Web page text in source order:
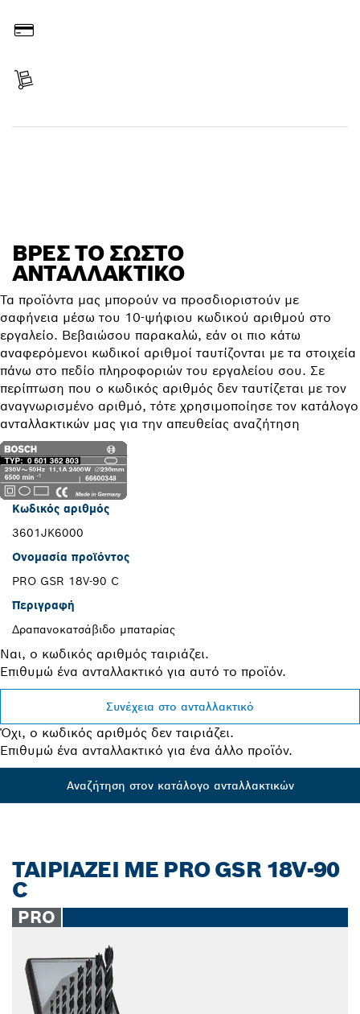
ΒΡΕΣ ΤΟ ΣΩΣΤΌ
ΑΝΤΑΛΛΑΚΤΙΚΌ
Τα προϊόντα μας μπορούν να προσδιοριστούν με
σαφήνεια μέσω του 10-ψήφιου κωδικού αριθμού στο
εργαλείο. Βεβαιώσου παρακαλώ, εάν οι πιο κάτω
αναφερόμενοι κωδικοί αριθμοί ταυτίζονται με τα στοιχεία
πάνω στο πεδίο πληροφοριών του εργαλείου σου. Σε
περίπτωση που ο κωδικός αριθμός δεν ταυτίζεται με τον
αναγνωρισμένο αριθμό, τότε χρησιμοποίησε τον κατάλογο
ανταλλακτικών μας για την απευθείας αναζήτηση
Κωδικός αριθμός
3601JK6000
Ονομασία προϊόντος
PRO GSR 18V-90 C
Περιγραφή
Δραπανοκατσάβιδο μπαταρίας
Ναι, ο κωδικός αριθμός ταιριάζει.
Επιθυμώ ένα ανταλλακτικό για αυτό το προϊόν.
Συνέχεια στο ανταλλακτικό
Όχι, ο κωδικός αριθμός δεν ταιριάζει.
Επιθυμώ ένα ανταλλακτικό για ένα άλλο προϊόν.
Αναζήτηση στον κατάλογο ανταλλακτικών
ΤΑΙΡΙΑΖΕΙ ΜΕ PRO GSR 18V-90
C
PRO